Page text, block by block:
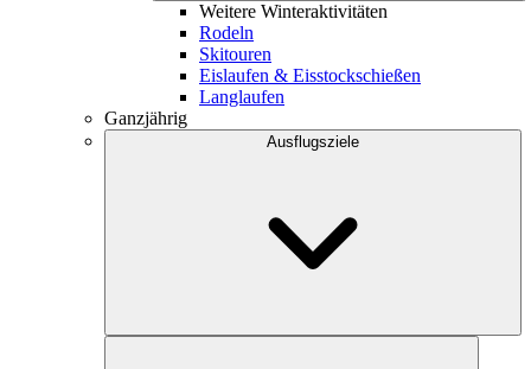
Weitere Winteraktivitäten
Rodeln
Skitouren
Eislaufen & Eisstockschießen
Langlaufen
Ganzjährig
Ausflugsziele